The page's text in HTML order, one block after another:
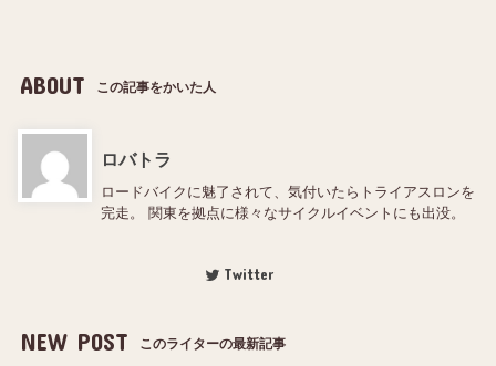
ABOUT この記事をかいた人
ロバトラ
ロードバイクに魅了されて、気付いたらトライアスロンを
完走。 関東を拠点に様々なサイクルイベントにも出没。
Twitter
NEW POST このライターの最新記事